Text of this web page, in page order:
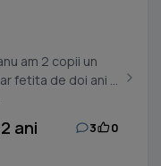
am 2 copii un
fetita de doi ani a
ani 3 0